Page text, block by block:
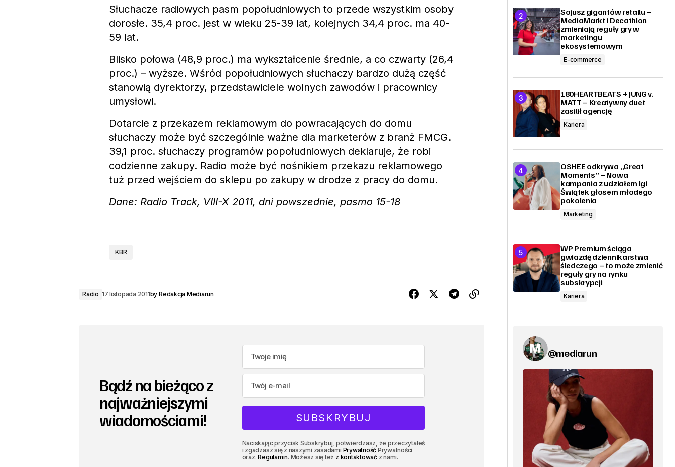
Słuchacze radiowych pasm popołudniowych to przede wszystkim osoby
dorosłe. 35,4 proc. jest w wieku 25-39 lat, kolejnych 34,4 proc. ma 40-
59 lat.
Blisko połowa (48,9 proc.) ma wykształcenie średnie, a co czwarty (26,4
proc.) – wyższe. Wśród popołudniowych słuchaczy bardzo dużą część
stanowią dyrektorzy, przedstawiciele wolnych zawodów i pracownicy
umysłowi.
Dotarcie z przekazem reklamowym do powracających do domu
słuchaczy może być szczególnie ważne dla marketerów z branż FMCG.
39,1 proc. słuchaczy programów popołudniowych deklaruje, że robi
codzienne zakupy. Radio może być nośnikiem przekazu reklamowego
tuż przed wejściem do sklepu po zakupy w drodze z pracy do domu.
Dane: Radio Track, VIII-X 2011, dni powszednie, pasmo 15-18
KBR
Radio 17 listopada 2011by Redakcja Mediarun
Bądź na bieżąco z
najważniejszymi
wiadomościami!
Naciskając przycisk Subskrybuj, potwierdzasz, że przeczytałeś
i zgadzasz się z naszymi zasadami Prywatność Prywatności
oraz.Regulamin. Możesz się też z kontaktowaćz nami.
Sojusz gigantów retailu –
MediaMarkt i Decathlon
zmieniają reguły gry w
marketingu
ekosystemowym
E-commerce
180HEARTBEATS + JUNG v.
MATT – Kreatywny duet
zasilił agencję
Kariera
OSHEE odkrywa „Great
Moments” – Nowa
kampania z udziałem Igi
Świątek głosem młodego
pokolenia
Marketing
WP Premium ściąga
gwiazdę dziennikarstwa
śledczego – to może zmienić
reguły gry na rynku
subskrypcji
Kariera
@mediarun